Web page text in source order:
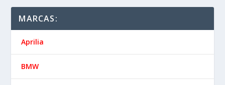
MARCAS:
Aprilia
BMW